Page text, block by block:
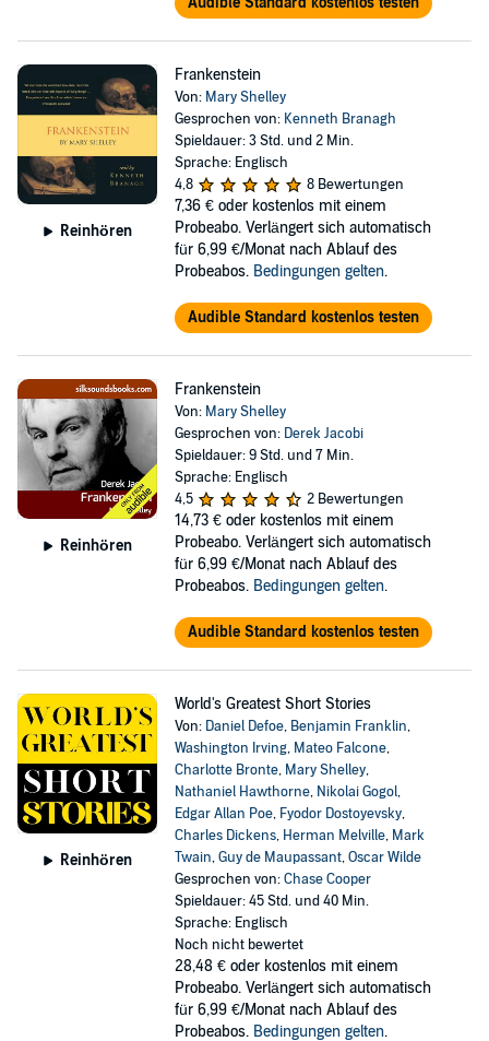
Reinhören
Frankenstein
Von: Mary Shelley
Gesprochen von: Kenneth Branagh
Spieldauer: 3 Std. und 2 Min.
Sprache: Englisch
4,8
8 Bewertungen
7,36 € oder kostenlos mit einem
Probeabo. Verlängert sich automatisch
für 6,99 €/Monat nach Ablauf des
Probeabos. Bedingungen gelten.
Audible Standard kostenlos testen
Reinhören
Frankenstein
Von: Mary Shelley
Gesprochen von: Derek Jacobi
Spieldauer: 9 Std. und 7 Min.
Sprache: Englisch
4,5
2 Bewertungen
14,73 € oder kostenlos mit einem
Probeabo. Verlängert sich automatisch
für 6,99 €/Monat nach Ablauf des
Probeabos. Bedingungen gelten.
Audible Standard kostenlos testen
Reinhören
World's Greatest Short Stories
Von: Daniel Defoe, Benjamin Franklin,
Washington Irving, Mateo Falcone,
Charlotte Bronte, Mary Shelley,
Nathaniel Hawthorne, Nikolai Gogol,
Edgar Allan Poe, Fyodor Dostoyevsky,
Charles Dickens, Herman Melville, Mark
Twain,Guy de Maupassant,Oscar Wilde
Gesprochen von:Chase Cooper
Spieldauer: 45 Std. und 40 Min.
Sprache: Englisch
Noch nicht bewertet
28,48 € oder kostenlos mit einem
Probeabo. Verlängert sich automatisch
für 6,99 €/Monat nach Ablauf des
Probeabos. Bedingungen gelten.